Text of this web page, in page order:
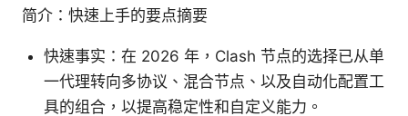
简介：快速上手的要点摘要
快速事实：在 2026 年，Clash 节点的选择已从单
一代理转向多协议、混合节点、以及自动化配置工
具的组合，以提高稳定性和自定义能力。